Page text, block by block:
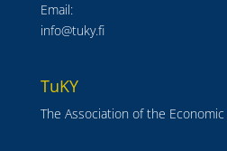
Email:
info@tuky.fi
TuKY
The Association of the